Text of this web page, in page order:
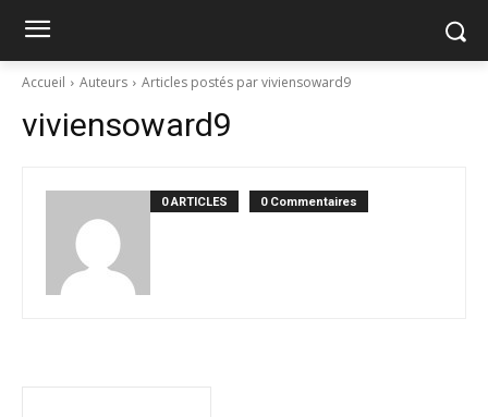
Accueil Auteurs Articles postés par viviensoward9
viviensoward9
0 ARTICLES 0 Commentaires